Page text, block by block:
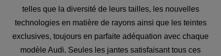
telles que la diversité de leurs tailles, les nouvelles
technologies en matière de rayons ainsi que les teintes
exclusives, toujours en parfaite adéquation avec chaque
modèle Audi. Seules les jantes satisfaisant tous ces